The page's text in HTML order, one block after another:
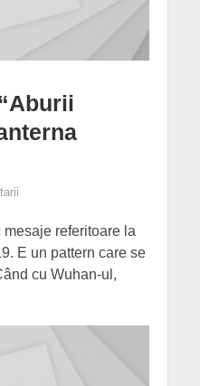
referitoare la
E un pattern care se
cu Wuhan-ul,